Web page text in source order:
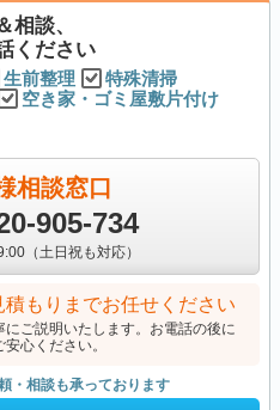
相談、
ください
生前整理
特殊清掃
空き家・ゴミ屋敷片付け
相談窓口
905-734
（土日祝も対応）
もりまでお任せください
ご説明いたします。お電話の後に
心ください。
・相談も承っております